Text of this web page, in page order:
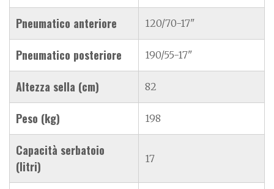
Pneumatico anteriore 120/70-17"
Pneumatico posteriore 190/55-17"
Altezza sella (cm) 82
Peso (kg) 198
Capacità serbatoio
(litri)
17